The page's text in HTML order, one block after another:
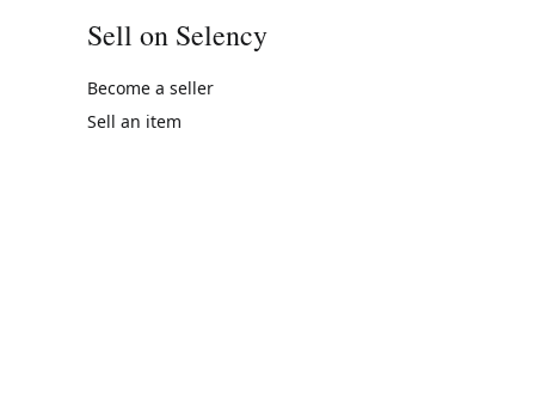
Sell on Selency
Become a seller
Sell an item